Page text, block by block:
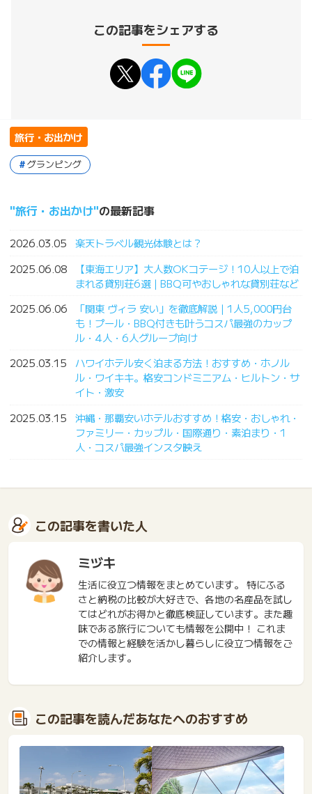
この記事をシェアする
旅行・お出かけ
グランピング
旅行・お出かけ の最新記事
2026.03.05
楽天トラベル観光体験とは？
2025.06.08
【東海エリア】大人数OKコテージ！10人以上で泊
まれる貸別荘6選｜BBQ可やおしゃれな貸別荘など
2025.06.06
「関東 ヴィラ 安い」を徹底解説｜1人5,000円台
も！プール・BBQ付きも叶うコスパ最強のカップ
ル・4人・6人グループ向け
2025.03.15
ハワイホテル安く泊まる方法！おすすめ・ホノル
ル・ワイキキ。格安コンドミニアム・ヒルトン・サ
イト・激安
2025.03.15
沖縄・那覇安いホテルおすすめ！格安・おしゃれ・
ファミリー・カップル・国際通り・素泊まり・1
人・コスパ最強インスタ映え
この記事を書いた人
ミヅキ
生活に役立つ情報をまとめています。 特にふる
さと納税の比較が大好きで、各地の名産品を試し
てはどれがお得かと徹底検証しています。また趣
味である旅行についても情報を公開中！ これま
での情報と経験を活かし暮らしに役立つ情報をご
紹介します。
この記事を読んだあなたへのおすすめ